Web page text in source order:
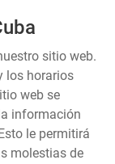
sitio web.
los horarios
web se
información
le permitirá
molestias de